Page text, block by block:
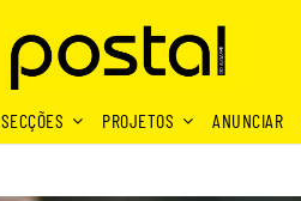
SECÇÕES PROJETOS ANUNCIAR